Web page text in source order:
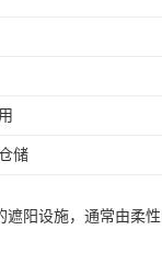
储
阳设施，通常由柔性